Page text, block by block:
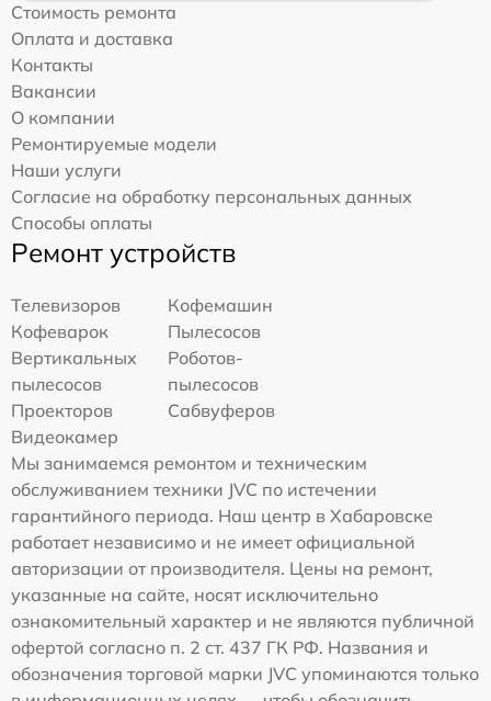
Стоимость ремонта
Оплата и доставка
Контакты
Вакансии
О компании
Ремонтируемые модели
Наши услуги
Согласие на обработку персональных данных
Способы оплаты
Ремонт устройств
Телевизоров
Кофемашин
Кофеварок
Пылесосов
Вертикальных
пылесосов
Роботов-
пылесосов
Проекторов
Сабвуферов
Видеокамер
Мы занимаемся ремонтом и техническим
обслуживанием техники JVC по истечении
гарантийного периода. Наш центр в Хабаровске
работает независимо и не имеет официальной
авторизации от производителя. Цены на ремонт,
указанные на сайте, носят исключительно
ознакомительный характер и не являются публичной
офертой согласно п. 2 ст. 437 ГК РФ. Названия и
обозначения торговой марки JVC упоминаются только